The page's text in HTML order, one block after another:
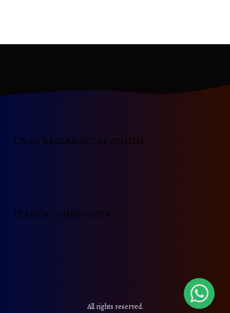
LIVRO RECLAMAÇÕES ONLINE
TERMOS / CONDIÇÕES
All rights reserved.